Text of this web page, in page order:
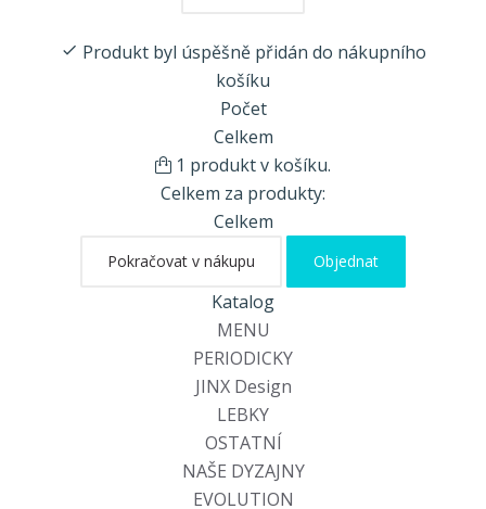
Produkt byl úspěšně přidán do nákupního
košíku
Počet
Celkem
1 produkt v košíku.
Celkem za produkty:
Celkem
Pokračovat v nákupu Objednat
Katalog
MENU
PERIODICKY
JINX Design
LEBKY
OSTATNÍ
NAŠE DYZAJNY
EVOLUTION